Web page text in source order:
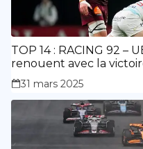
TOP 14 : RACING 92 –
renouent avec la
31 mars 2025